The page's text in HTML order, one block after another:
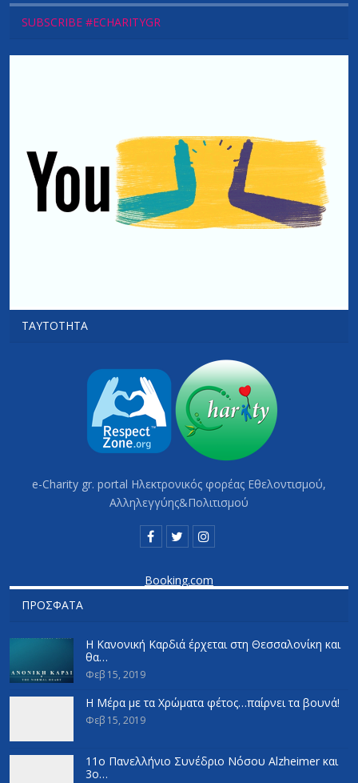
SUBSCRIBE #ECHARITYGR
ΤΑΥΤΌΤΗΤΑ
e-Charity gr. portal Hλεκτρονικός φορέας Εθελοντισμού,
Αλληλεγγύης&Πολιτισμού
Booking.com
ΠΡΌΣΦΑΤΑ
Η Κανονική Καρδιά έρχεται στη Θεσσαλονίκη και
θα…
Φεβ 15, 2019
Η Μέρα με τα Χρώματα φέτος…παίρνει τα βουνά!
Φεβ 15, 2019
11ο Πανελλήνιο Συνέδριο Νόσου Alzheimer και
3o…